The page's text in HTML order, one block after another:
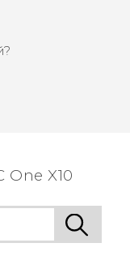
One X10